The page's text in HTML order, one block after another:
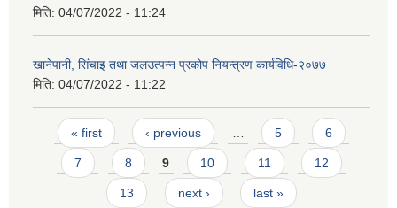
मिति: 04/07/2022 - 11:24
खानेपानी, सिंचाइ तथा जलउत्पन्न प्रकोप नियन्त्रण कार्यविधि-२०७७
मिति: 04/07/2022 - 11:22
Pages
« first ‹ previous 5 6
7 8 9 10 11 12
13 next › last »